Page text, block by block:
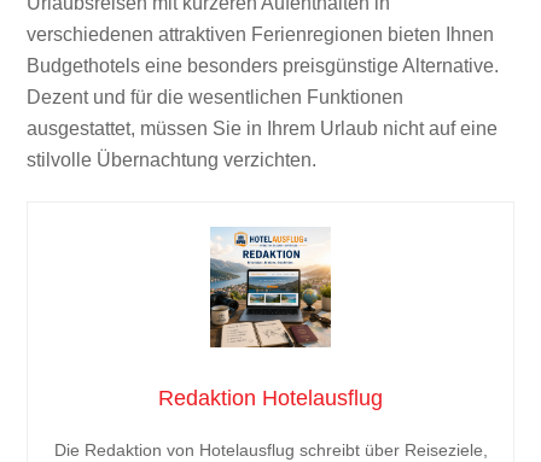
verschiedenen attraktiven Ferienregionen bieten Ihnen
Budgethotels eine besonders preisgünstige Alternative.
Dezent und für die wesentlichen Funktionen
ausgestattet, müssen Sie in Ihrem Urlaub nicht auf eine
stilvolle Übernachtung verzichten.
Redaktion Hotelausflug
Die Redaktion von Hotelausflug schreibt über Reiseziele,